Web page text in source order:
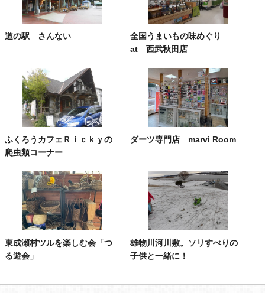
道の駅 さんない
全国うまいもの味めぐり
at 西武秋田店
ふくろうカフェＲｉｃｋｙの
爬虫類コーナー
ダーツ専門店 marvi Room
東成瀬村ツルを楽しむ会「つ
る遊会」
雄物川河川敷。ソリすべりの
子供と一緒に！